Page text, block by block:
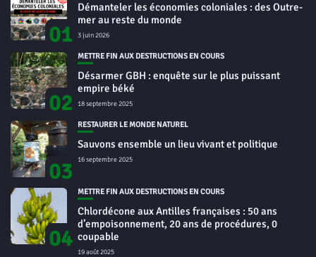
01
Démanteler les économies coloniales : des Outre-
mer au reste du monde
3 juin 2026
02
METTRE FIN AUX DESTRUCTIONS EN COURS
Désarmer GBH : enquête sur le plus puissant
empire béké
18 septembre 2025
03
RESTAURER LE MONDE NATUREL
Sauvons ensemble un lieu vivant et politique
16 septembre 2025
04
METTRE FIN AUX DESTRUCTIONS EN COURS
Chlordécone aux Antilles françaises : 50 ans
d’empoisonnement, 20 ans de procédures, 0
coupable
19 août 2025